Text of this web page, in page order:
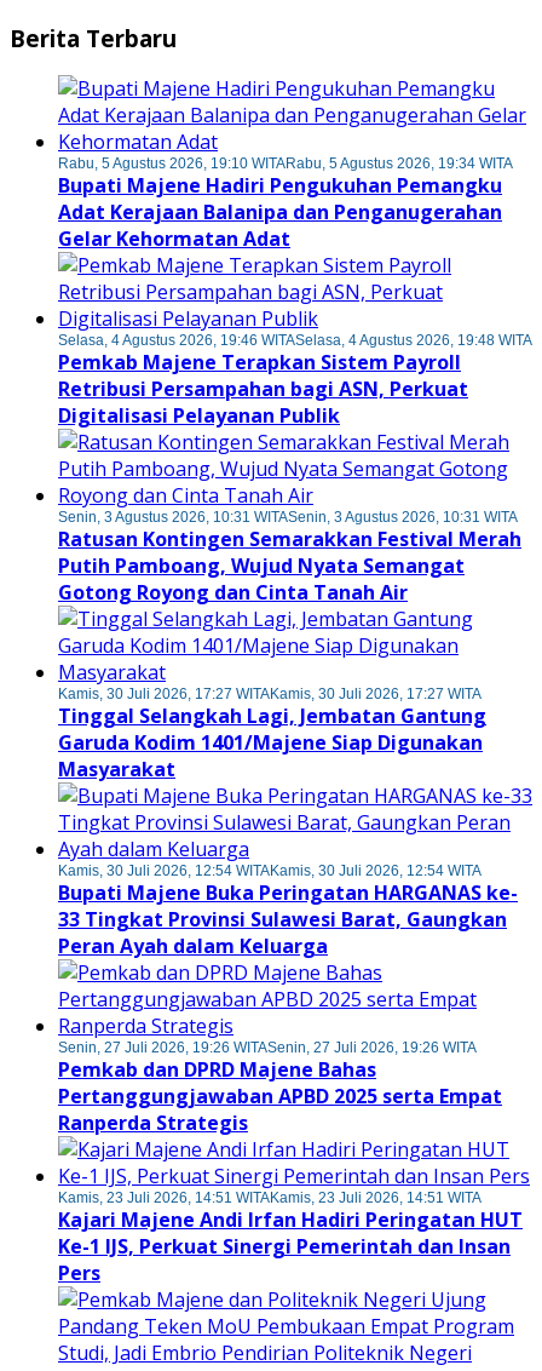
Berita Terbaru
Rabu, 5 Agustus 2026, 19:10 WITARabu, 5 Agustus 2026, 19:34 WITA
Bupati Majene Hadiri Pengukuhan Pemangku
Adat Kerajaan Balanipa dan Penganugerahan
Gelar Kehormatan Adat
Selasa, 4 Agustus 2026, 19:46 WITASelasa, 4 Agustus 2026, 19:48 WITA
Pemkab Majene Terapkan Sistem Payroll
Retribusi Persampahan bagi ASN, Perkuat
Digitalisasi Pelayanan Publik
Senin, 3 Agustus 2026, 10:31 WITASenin, 3 Agustus 2026, 10:31 WITA
Ratusan Kontingen Semarakkan Festival Merah
Putih Pamboang, Wujud Nyata Semangat
Gotong Royong dan Cinta Tanah Air
Kamis, 30 Juli 2026, 17:27 WITAKamis, 30 Juli 2026, 17:27 WITA
Tinggal Selangkah Lagi, Jembatan Gantung
Garuda Kodim 1401/Majene Siap Digunakan
Masyarakat
Kamis, 30 Juli 2026, 12:54 WITAKamis, 30 Juli 2026, 12:54 WITA
Bupati Majene Buka Peringatan HARGANAS ke-
33 Tingkat Provinsi Sulawesi Barat, Gaungkan
Peran Ayah dalam Keluarga
Senin, 27 Juli 2026, 19:26 WITASenin, 27 Juli 2026, 19:26 WITA
Pemkab dan DPRD Majene Bahas
Pertanggungjawaban APBD 2025 serta Empat
Ranperda Strategis
Kamis, 23 Juli 2026, 14:51 WITAKamis, 23 Juli 2026, 14:51 WITA
Kajari Majene Andi Irfan Hadiri Peringatan HUT
Ke-1 IJS, Perkuat Sinergi Pemerintah dan Insan
Pers